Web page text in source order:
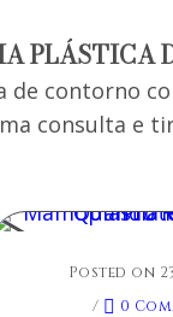
PLÁSTICA
de contorno
consulta e
Posted on
/
0